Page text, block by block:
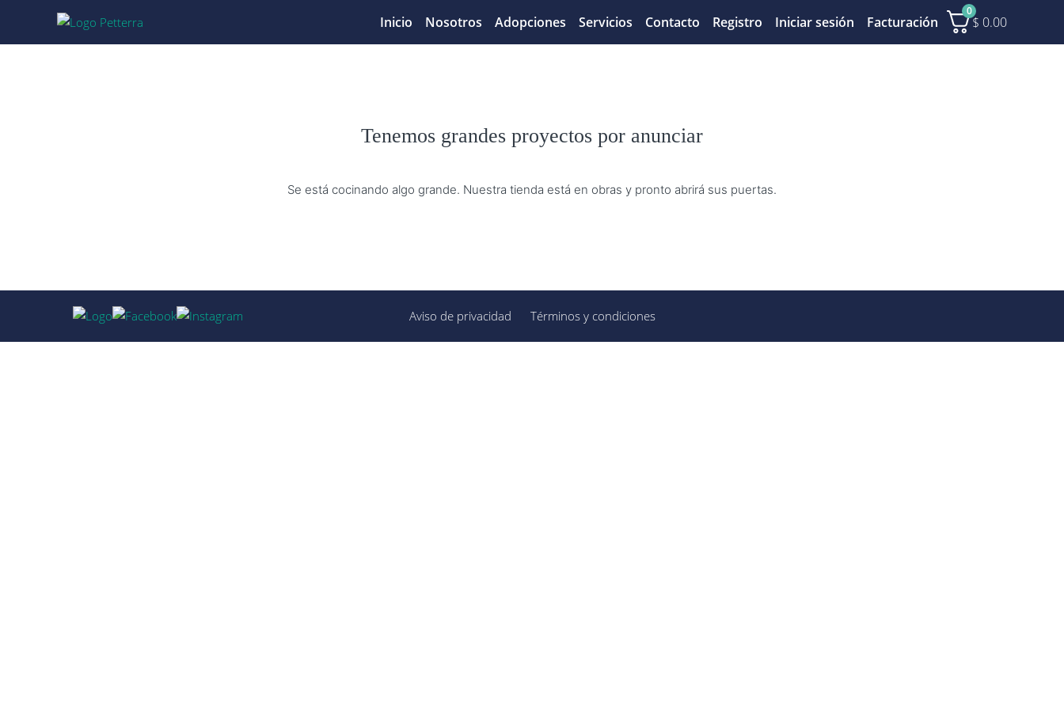
Inicio Nosotros Adopciones Servicios Contacto Registro Iniciar sesión Facturación
0
$ 0.00
Tenemos grandes proyectos por anunciar
Se está cocinando algo grande. Nuestra tienda está en obras y pronto abrirá sus puertas.
Aviso de privacidad Términos y condiciones